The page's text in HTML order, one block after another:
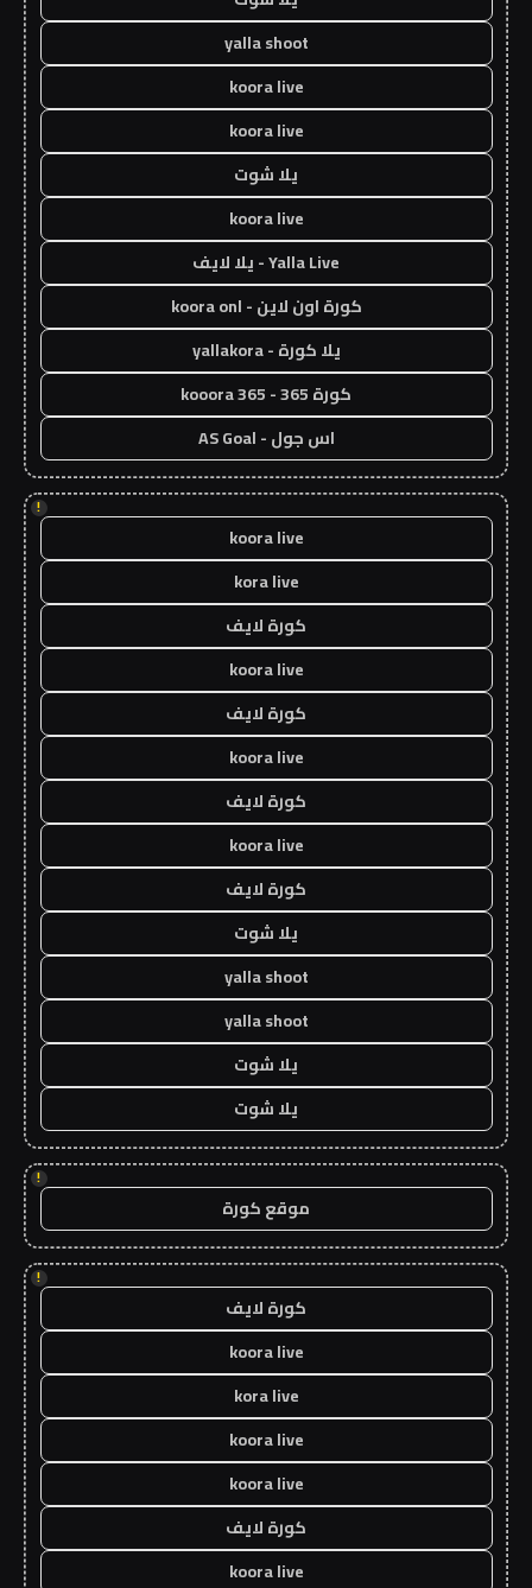
yalla shoot
koora live
koora live
يلا شوت
koora live
Yalla Live - يلا لايف
كورة اون لاين - koora onl
يلا كورة - yallakora
كورة 365 - kooora 365
اس جول - AS Goal
!
koora live
kora live
كورة لايف
koora live
كورة لايف
koora live
كورة لايف
koora live
كورة لايف
يلا شوت
yalla shoot
yalla shoot
يلا شوت
يلا شوت
!
موقع كورة
!
كورة لايف
koora live
kora live
koora live
koora live
كورة لايف
koora live